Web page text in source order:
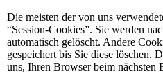
Die meisten der von uns
“Session-Cookies”. Sie werden
automatisch gelöscht. Andere
gespeichert bis Sie diese löschen.
uns, Ihren Browser beim nächsten